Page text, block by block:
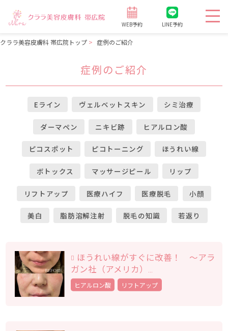
WEB予約 LINE予約
クララ美容皮膚科 帯広院トップ 症例のご紹介
症例のご紹介
Eライン ヴェルベットスキン シミ治療
ダーマペン ニキビ跡 ヒアルロン酸
ピコスポット ピコトーニング ほうれい線
ボトックス マッサージピール リップ
リフトアップ 医療ハイフ 医療脱毛 小顔
美白 脂肪溶解注射 脱毛の知識 若返り
ほうれい線がすぐに改善！ ～アラ
ガン社（アメリカ）...
ヒアルロン酸 リフトアップ